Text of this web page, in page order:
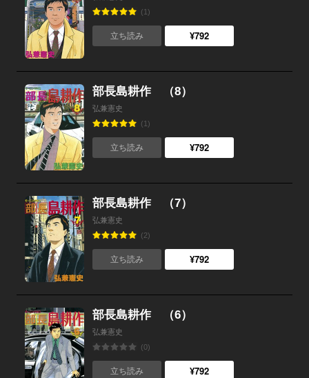
(1)
立ち読み ¥792
部長島耕作 （8）
弘兼憲史
(1)
立ち読み ¥792
部長島耕作 （7）
弘兼憲史
(2)
立ち読み ¥792
部長島耕作 （6）
弘兼憲史
(0)
立ち読み ¥792